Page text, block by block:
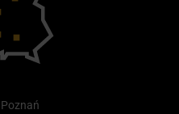
Poznań